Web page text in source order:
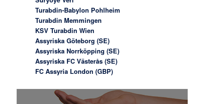
Turabdin-Babylon Pohlheim
Turabdin Memmingen
KSV Turabdin Wien
Assyriska Göteborg (SE)
Assyriska Norrköpping (SE)
Assyriska FC Västerås (SE)
FC Assyria London (GBP)